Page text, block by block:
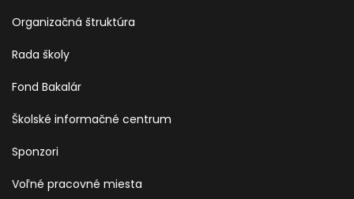
Organizačná štruktúra
Rada školy
Fond Bakalár
Školské informačné centrum
Sponzori
Voľné pracovné miesta